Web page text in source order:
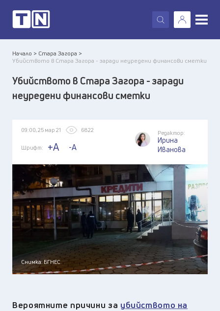
X
Начало > Стара Загора >
Убийството в Стара Загора - заради неуредени финансови сметки
Убийството в Стара Загора - заради
неуредени финансови сметки
09:00, 25 мар 21 6822
Шрифт: +A -A
Редактор:
Ирина
Иванова
Снимка: БГНЕС
Вероятните причини за убийството на